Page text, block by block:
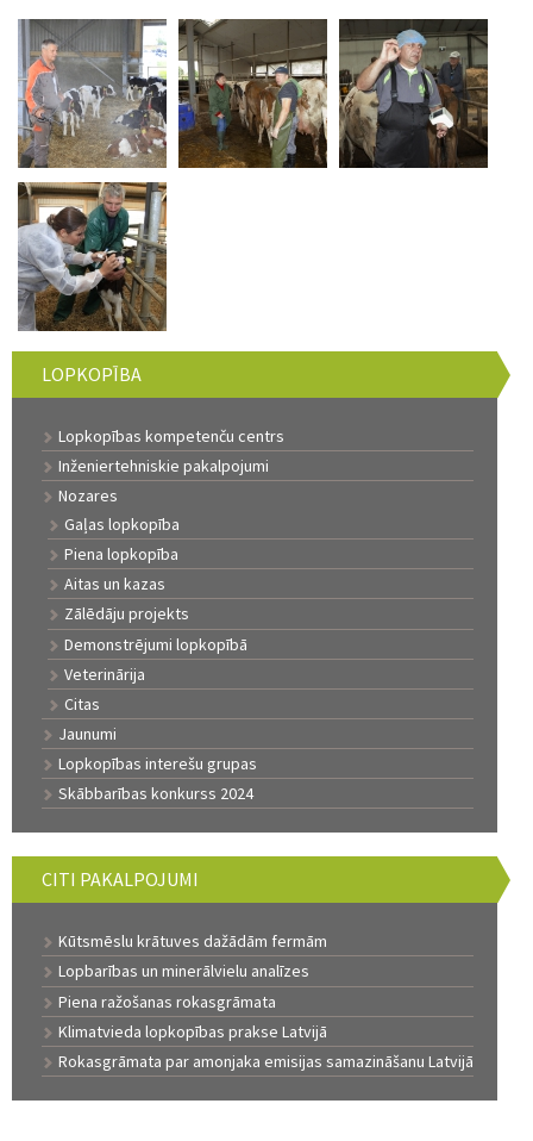
LOPKOPĪBA
Lopkopības kompetenču centrs
Inženiertehniskie pakalpojumi
Nozares
Gaļas lopkopība
Piena lopkopība
Aitas un kazas
Zālēdāju projekts
Demonstrējumi lopkopībā
Veterinārija
Citas
Jaunumi
Lopkopības interešu grupas
Skābbarības konkurss 2024
CITI PAKALPOJUMI
Kūtsmēslu krātuves dažādām fermām
Lopbarības un minerālvielu analīzes
Piena ražošanas rokasgrāmata
Klimatvieda lopkopības prakse Latvijā
Rokasgrāmata par amonjaka emisijas samazināšanu Latvijā